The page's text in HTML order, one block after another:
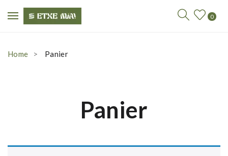
0
Home Panier
Panier